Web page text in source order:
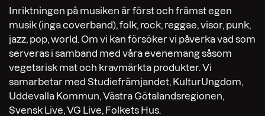
Inriktningen på musiken är först och främst egen
musik (inga coverband), folk, rock, reggae, visor, punk,
jazz, pop, world. Om vi kan försöker vi påverka vad som
serveras i samband med våra evenemang såsom
vegetarisk mat och kravmärkta produkter. Vi
samarbetar med Studiefrämjandet, KulturUngdom,
Uddevalla Kommun, Västra Götalandsregionen,
Svensk Live, VG Live, Folkets Hus.